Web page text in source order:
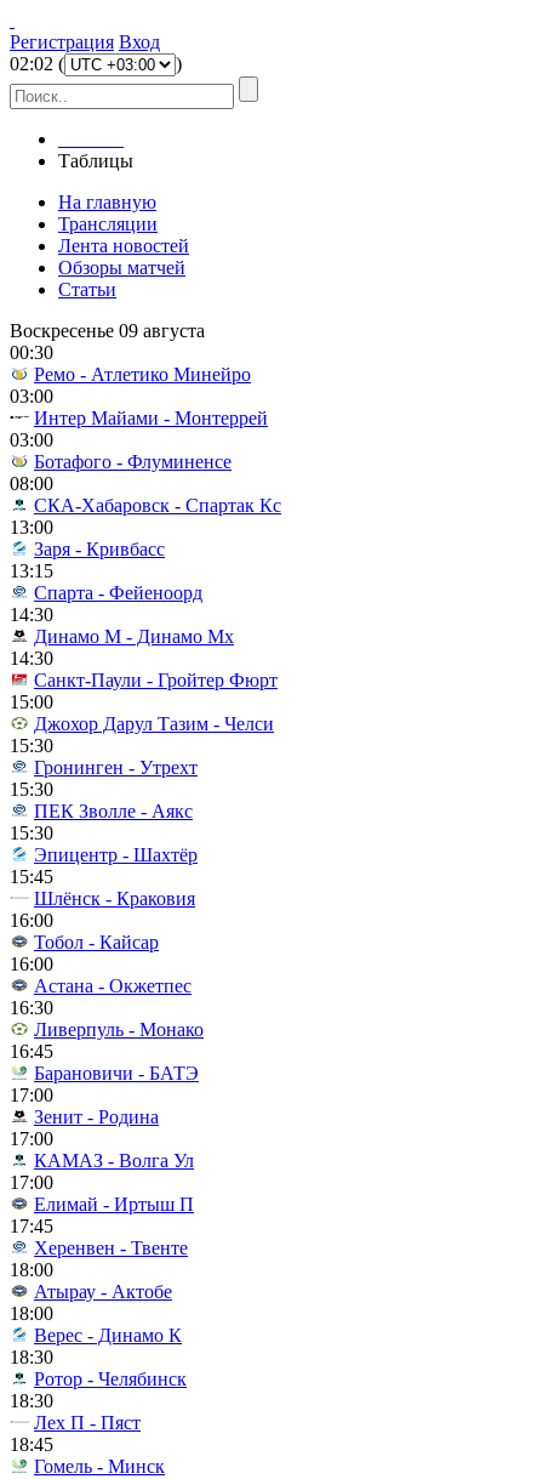
Регистрация Вход
02:02 ( )
Таблицы
На главную
Трансляции
Лента новостей
Обзоры матчей
Статьи
Воскресенье 09 августа
00:30
Ремо - Атлетико Минейро
03:00
Интер Майами - Монтеррей
03:00
Ботафого - Флуминенсе
08:00
СКА-Хабаровск - Спартак Кс
13:00
Заря - Кривбасс
13:15
Спарта - Фейеноорд
14:30
Динамо М - Динамо Мх
14:30
Санкт-Паули - Гройтер Фюрт
15:00
Джохор Дарул Тазим - Челси
15:30
Гронинген - Утрехт
15:30
ПЕК Зволле - Аякс
15:30
Эпицентр - Шахтёр
15:45
Шлёнск - Краковия
16:00
Тобол - Кайсар
16:00
Астана - Окжетпес
16:30
Ливерпуль - Монако
16:45
Барановичи - БАТЭ
17:00
Зенит - Родина
17:00
КАМАЗ - Волга Ул
17:00
Елимай - Иртыш П
17:45
Херенвен - Твенте
18:00
Атырау - Актобе
18:00
Верес - Динамо К
18:30
Ротор - Челябинск
18:30
Лех П - Пяст
18:45
Гомель - Минск